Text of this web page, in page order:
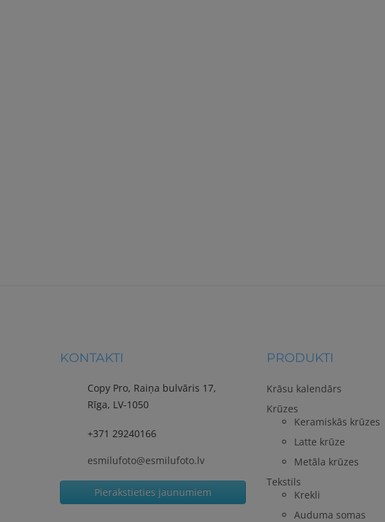
KONTAKTI
Copy Pro, Raiņa bulvāris 17,
Rīga, LV-1050
+371 29240166
esmilufoto@esmilufoto.lv
Pierakstieties jaunumiem
PRODUKTI
Krāsu kalendārs
Krūzes
Keramiskās krūzes
Latte krūze
Metāla krūzes
Tekstils
Krekli
Auduma somas